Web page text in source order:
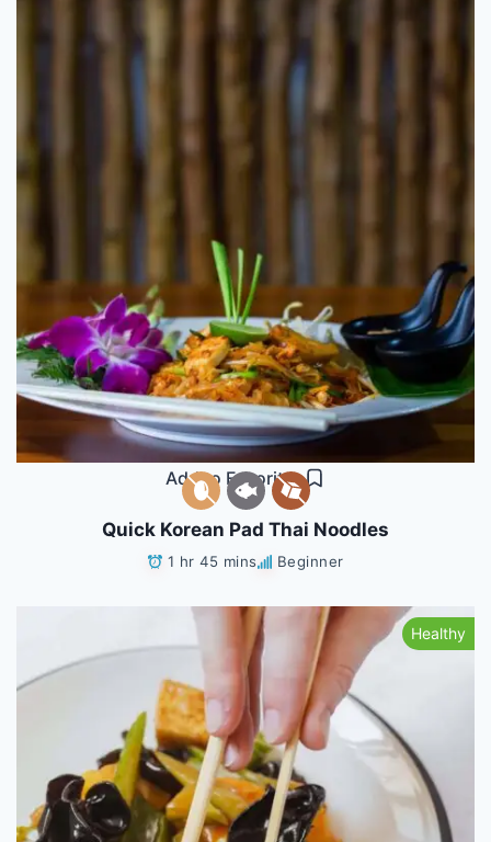
Add to Favorites
Quick Korean Pad Thai Noodles
1 hr 45 mins Beginner
Healthy